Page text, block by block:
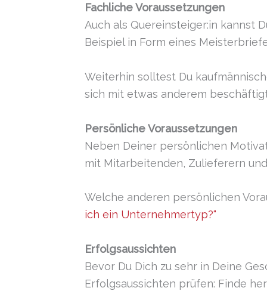
Fachliche Voraussetzungen
Auch als Quereinsteiger:in kannst
Beispiel in Form eines
Weiterhin solltest Du
sich mit etwas anderem
Persönliche Voraussetzungen
Neben Deiner persönlichen
mit Mitarbeitenden, Zulieferern
Welche anderen persönlichen
ich ein Unternehmertyp?“
Erfolgsaussichten
Bevor Du Dich zu sehr in Deine
Erfolgsaussichten prüfen: Finde